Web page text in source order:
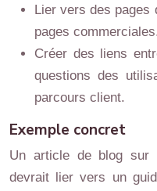
Lier vers des pages
pages
Créer des liens
questions des
parcours client.
Exemple concret
Un article de blog sur
devrait lier vers un